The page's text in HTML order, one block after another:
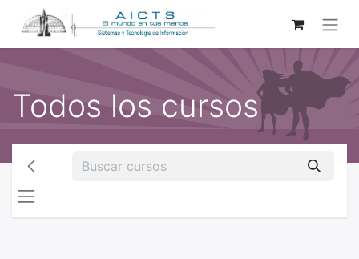
Todos los cursos